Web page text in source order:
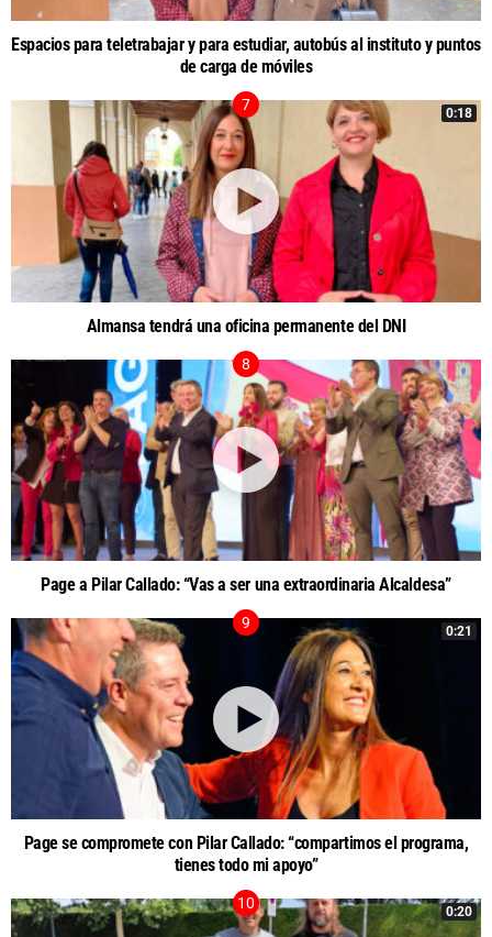
Espacios para teletrabajar y para estudiar, autobús al instituto y puntos
de carga de móviles
0:18
Almansa tendrá una oficina permanente del DNI
Page a Pilar Callado: “Vas a ser una extraordinaria Alcaldesa”
0:21
Page se compromete con Pilar Callado: “compartimos el programa,
tienes todo mi apoyo”
0:20